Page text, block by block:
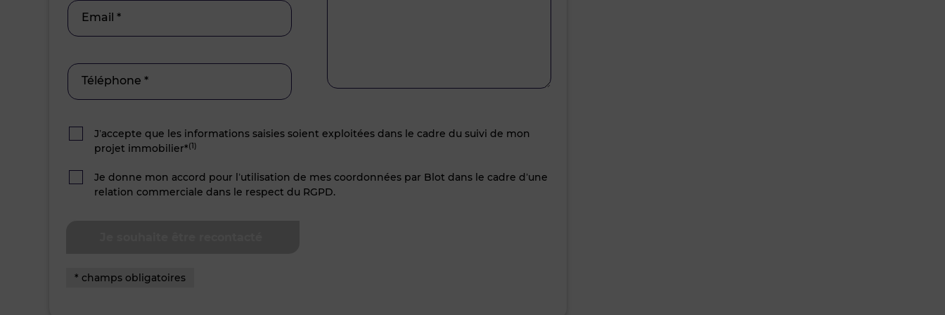
Email *
Téléphone *
J’accepte que les informations saisies soient exploitées dans le cadre du suivi de mon
projet immobilier*(1)
Je donne mon accord pour l’utilisation de mes coordonnées par Blot dans le cadre d’une
relation commerciale dans le respect du RGPD.
* champs obligatoires